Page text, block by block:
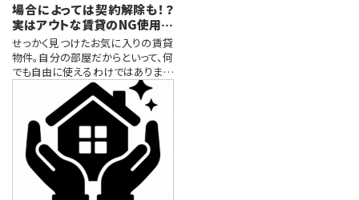
場合によっては契約解除も！？
実はアウトな賃貸のNG使用方
法3選
せっかく見つけたお気に入りの賃貸
物件。自分の部屋だからといって、何
でも自由に使えるわけではありませ